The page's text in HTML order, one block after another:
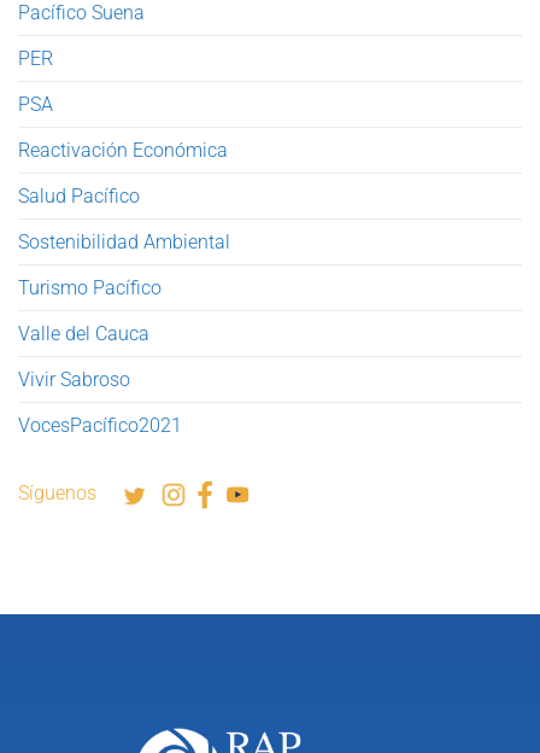
Pacífico Suena
PER
PSA
Reactivación Económica
Salud Pacífico
Sostenibilidad Ambiental
Turismo Pacífico
Valle del Cauca
Vivir Sabroso
VocesPacífico2021
Síguenos